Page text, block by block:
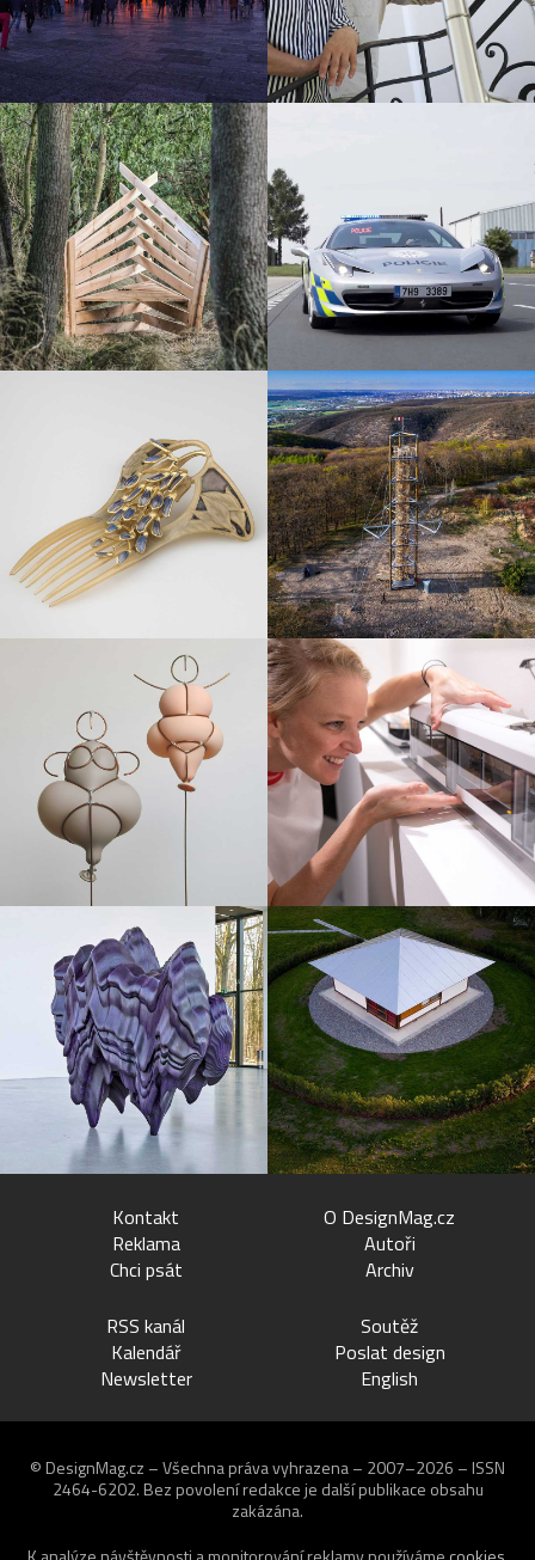
Kontakt
Reklama
Chci psát
O DesignMag.cz
Autoři
Archiv
RSS kanál
Kalendář
Newsletter
Soutěž
Poslat design
English
© DesignMag.cz – Všechna práva vyhrazena – 2007–2026 – ISSN
2464-6202. Bez povolení redakce je další publikace obsahu
zakázána.